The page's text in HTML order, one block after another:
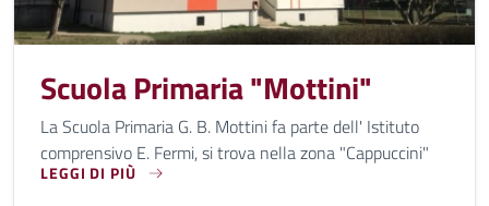
Scuola Primaria "Mottini"
La Scuola Primaria G. B. Mottini fa parte dell' Istituto
comprensivo E. Fermi, si trova nella zona "Cappuccini"
LEGGI DI PIÙ
LA SCUOLA PRIMARIA G. B. MOTTINI FA PARTE DELL'